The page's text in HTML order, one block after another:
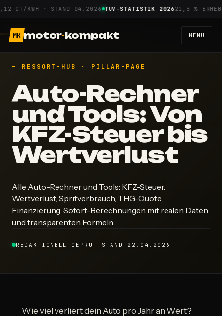
Zum
Inhalt
springen
KWH · STAND 04.2026 TÜV-STATISTIK 202621,5 %
MK motor-kompakt MENÜ
— RESSORT-HUB · PILLAR-PAGE
Auto-Rechner
und Tools: Von
KFZ-Steuer bis
Wertverlust
Alle Auto-Rechner und Tools: KFZ-Steuer,
Wertverlust, Spritverbrauch, THG-Quote,
Finanzierung. Sofort-Berechnungen mit realen Daten
und transparenten Formeln.
REDAKTIONELL GEPRÜFT STAND 22.04.2026
Wie viel verliert dein Auto pro Jahr an Wert?